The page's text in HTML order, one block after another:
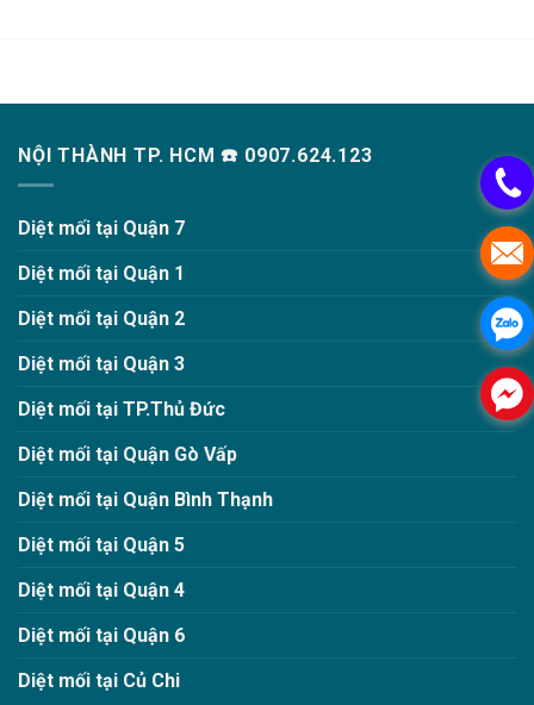
NỘI THÀNH TP. HCM ☎️ 0907.624.123
Diệt mối tại Quận 7
Diệt mối tại Quận 1
Diệt mối tại Quận 2
Diệt mối tại Quận 3
Diệt mối tại TP.Thủ Đức
Diệt mối tại Quận Gò Vấp
Diệt mối tại Quận Bình Thạnh
Diệt mối tại Quận 5
Diệt mối tại Quận 4
Diệt mối tại Quận 6
Diệt mối tại Củ Chi